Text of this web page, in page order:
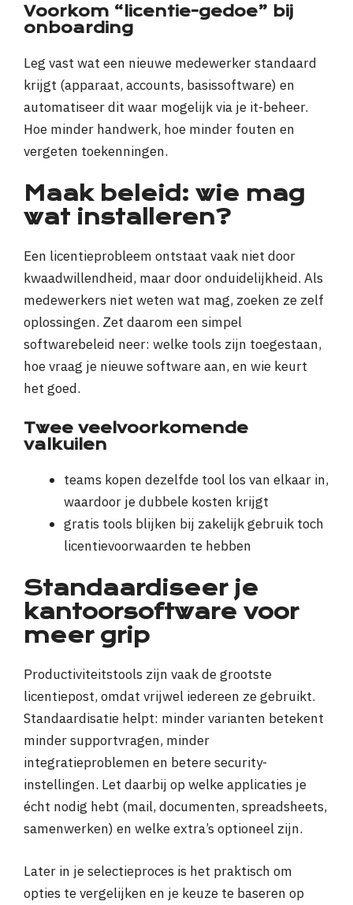
Voorkom “licentie-gedoe” bij
onboarding
Leg vast wat een nieuwe medewerker standaard
krijgt (apparaat, accounts, basissoftware) en
automatiseer dit waar mogelijk via je it-beheer.
Hoe minder handwerk, hoe minder fouten en
vergeten toekenningen.
Maak beleid: wie mag
wat installeren?
Een licentieprobleem ontstaat vaak niet door
kwaadwillendheid, maar door onduidelijkheid. Als
medewerkers niet weten wat mag, zoeken ze zelf
oplossingen. Zet daarom een simpel
softwarebeleid neer: welke tools zijn toegestaan,
hoe vraag je nieuwe software aan, en wie keurt
het goed.
Twee veelvoorkomende
valkuilen
teams kopen dezelfde tool los van elkaar in,
waardoor je dubbele kosten krijgt
gratis tools blijken bij zakelijk gebruik toch
licentievoorwaarden te hebben
Standaardiseer je
kantoorsoftware voor
meer grip
Productiviteitstools zijn vaak de grootste
licentiepost, omdat vrijwel iedereen ze gebruikt.
Standaardisatie helpt: minder varianten betekent
minder supportvragen, minder
integratieproblemen en betere security-
instellingen. Let daarbij op welke applicaties je
écht nodig hebt (mail, documenten, spreadsheets,
samenwerken) en welke extra’s optioneel zijn.
Later in je selectieproces is het praktisch om
opties te vergelijken en je keuze te baseren op